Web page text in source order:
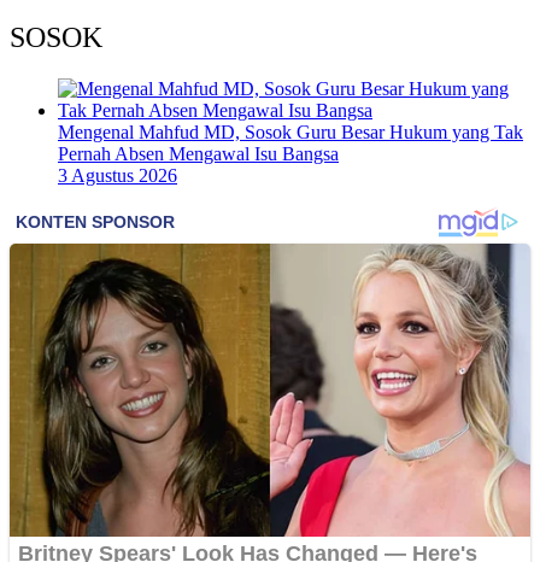
SOSOK
Mengenal Mahfud MD, Sosok Guru Besar Hukum yang Tak
Pernah Absen Mengawal Isu Bangsa
3 Agustus 2026